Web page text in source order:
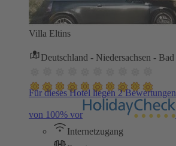
Villa Eltins
Deutschland - Niedersachsen -
Für dieses Hotel liegen 2
von 100% vor
Internetzugang